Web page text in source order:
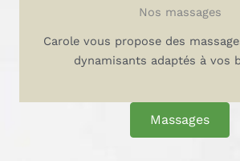
Nos massages
Carole vous propose des
dynamisants adaptés à vos
Découvrez les massages de
énergétique, femme enceinte,
Massages